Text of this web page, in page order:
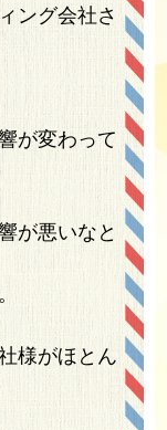
ング会社さ
が変わって
が悪いなと
様がほとん